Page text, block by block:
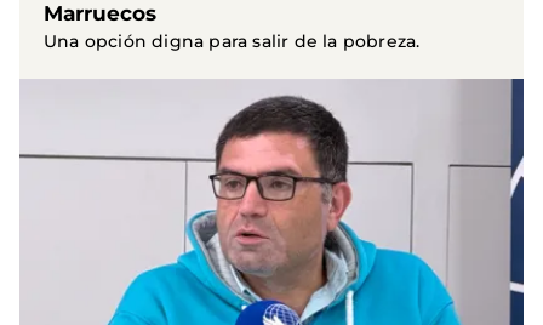
Marruecos
Una opción digna para salir de la pobreza.